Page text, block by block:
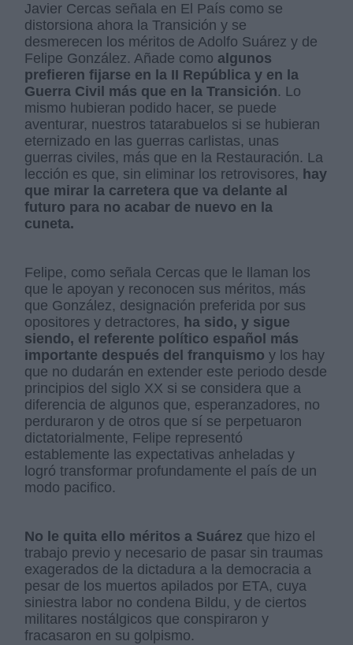
Javier Cercas señala en El País como se
distorsiona ahora la Transición y se
desmerecen los méritos de Adolfo Suárez y de
Felipe González. Añade como algunos
prefieren fijarse en la II República y en la
Guerra Civil más que en la Transición. Lo
mismo hubieran podido hacer, se puede
aventurar, nuestros tatarabuelos si se hubieran
eternizado en las guerras carlistas, unas
guerras civiles, más que en la Restauración. La
lección es que, sin eliminar los retrovisores, hay
que mirar la carretera que va delante al
futuro para no acabar de nuevo en la
cuneta.
Felipe, como señala Cercas que le llaman los
que le apoyan y reconocen sus méritos, más
que González, designación preferida por sus
opositores y detractores, ha sido, y sigue
siendo, el referente político español más
importante después del franquismo y los hay
que no dudarán en extender este periodo desde
principios del siglo XX si se considera que a
diferencia de algunos que, esperanzadores, no
perduraron y de otros que sí se perpetuaron
dictatorialmente, Felipe representó
establemente las expectativas anheladas y
logró transformar profundamente el país de un
modo pacifico.
No le quita ello méritos a Suárez que hizo el
trabajo previo y necesario de pasar sin traumas
exagerados de la dictadura a la democracia a
pesar de los muertos apilados por ETA, cuya
siniestra labor no condena Bildu, y de ciertos
militares nostálgicos que conspiraron y
fracasaron en su golpismo.